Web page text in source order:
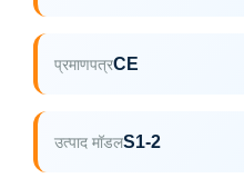
प्रमाणपत्रCE
उत्पाद मॉडलS1-2